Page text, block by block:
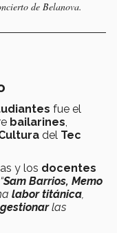
de Belanova.
fue el
bailarines,
del Tec
y los docentes
“Sam Barrios, Memo
labor titánica,
gestionarlas